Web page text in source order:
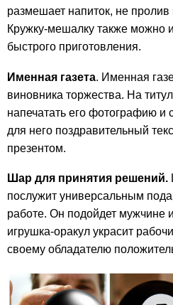
размешает напиток, не пролив
Кружку-мешалку также можно
быстрого приготовления.
Именная газета. Именная
виновника торжества. На
напечатать его фотографию и
для него поздравительный
презентом.
Шар для принятия решений.
послужит универсальным
работе. Он подойдет мужчине
игрушка-оракул украсит
своему обладателю